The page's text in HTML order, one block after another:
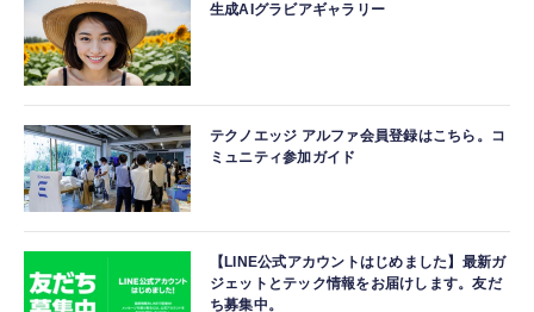
生成AIグラビアギャラリー
テクノエッジ アルファ会員登録はこちら。コ
ミュニティ参加ガイド
【LINE公式アカウントはじめました】最新ガ
ジェットとテック情報をお届けします。友だ
ち募集中。